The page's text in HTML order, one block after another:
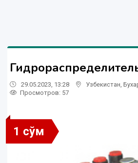
29.05.2023, 13:28 Узбекистан
Просмотров: 57
1 сўм